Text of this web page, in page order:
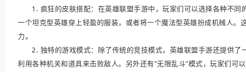
1. 疯狂的皮肤搭配：在英雄联盟手游中，玩家们可以选择各种不
一个坦克型英雄穿上轻盈的服装，或者将一个魔法型英雄扮成机械人
力。
2. 独特的游戏模式：除了传统的竞技模式，英雄联盟手游还提供了
利用各种机关和道具来击败敌人。另外还有“无限乱斗”模式，玩家们